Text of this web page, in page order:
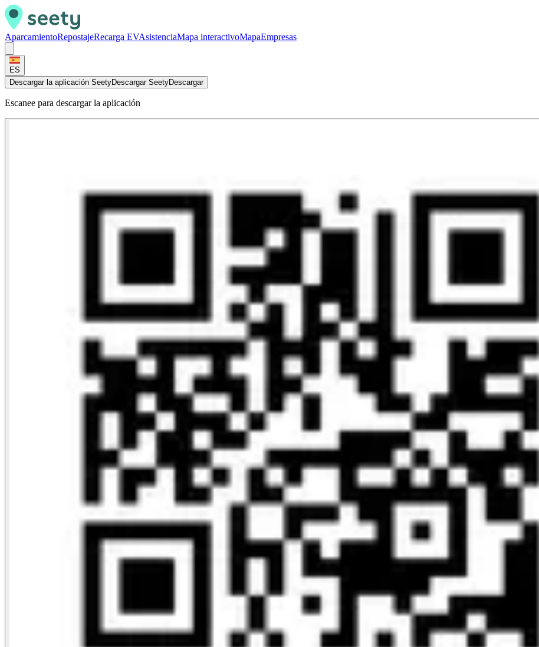
AparcamientoRepostajeRecarga EVAsistenciaMapa interactivoMapaEmpresas
ES
Descargar la aplicación SeetyDescargar SeetyDescargar
Escanee para descargar la aplicación